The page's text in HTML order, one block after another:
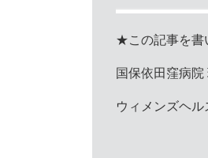
★この記事を
国保依田窪病
ウィメンズヘ